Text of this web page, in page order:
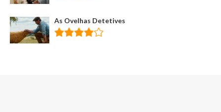
As Ovelhas Detetives